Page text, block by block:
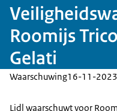
Roomijs
Gelati
Waarschuwing16-11-2023
Lidl waarschuwt voor